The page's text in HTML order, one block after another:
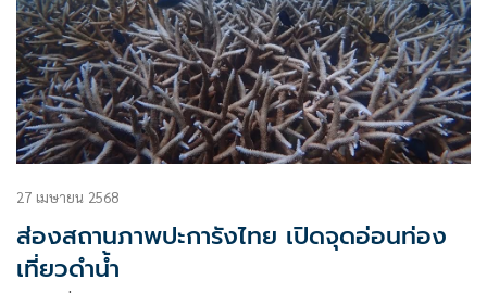
27 เมษายน 2568
ส่องสถานภาพปะการังไทย เปิดจุดอ่อนท่อง
เที่ยวดำน้ำ